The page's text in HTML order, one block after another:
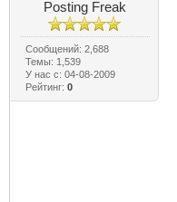
Posting Freak
Сообщений: 2,688
Темы: 1,539
У нас с: 04-08-2009
Рейтинг: 0